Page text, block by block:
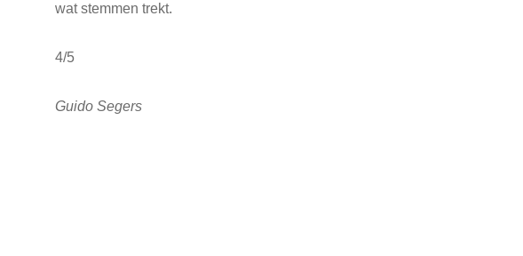
wat stemmen trekt.
4/5
Guido Segers